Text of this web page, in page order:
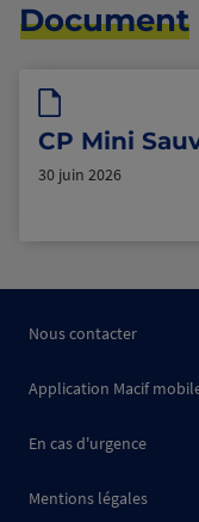
Document
CP Mini
30 juin 2026
Nous contacter
Application Macif
En cas d'urgence
Mentions légales